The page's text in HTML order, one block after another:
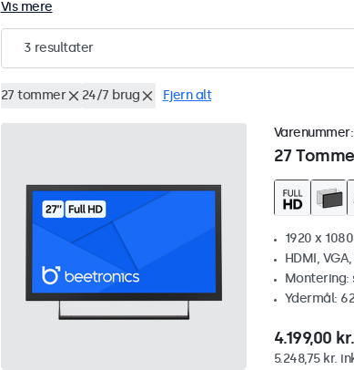
Vis mere
3 resultater
27 tommer 24/7 brug Fjern alt
27
Varenummer:
1920 x
HDMI,
Ydermål:
4.199,00 kr.
5.248,75 kr.